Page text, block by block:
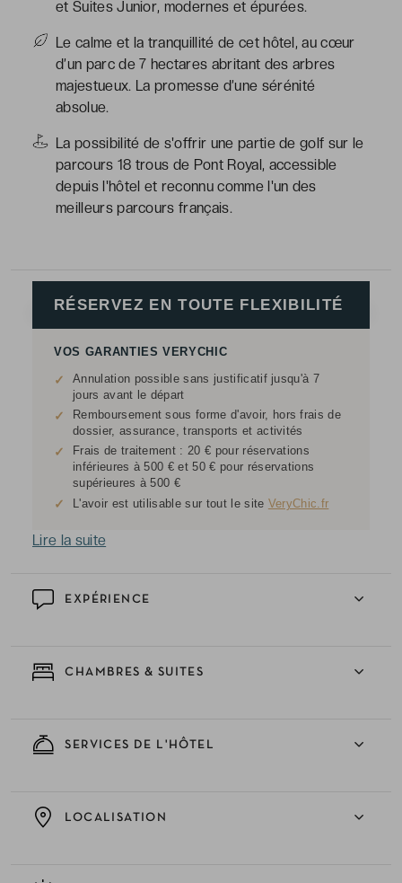
et Suites Junior, modernes et épurées.
Le calme et la tranquillité de cet hôtel, au cœur
d’un parc de 7 hectares abritant des arbres
majestueux. La promesse d’une sérénité
absolue.
La possibilité de s'offrir une partie de golf sur le
parcours 18 trous de Pont Royal, accessible
depuis l'hôtel et reconnu comme l'un des
meilleurs parcours français.
EXPÉRIENCE
CHAMBRES & SUITES
SERVICES DE L'HÔTEL
LOCALISATION
RÉSERVEZ EN TOUTE FLEXIBILITÉ
VOS GARANTIES VERYCHIC
✓
Annulation possible sans justificatif jusqu'à 7
jours avant le départ
✓
Remboursement sous forme d'avoir, hors frais de
dossier, assurance, transports et activités
✓
Frais de traitement : 20 € pour réservations
inférieures à 500 € et 50 € pour réservations
supérieures à 500 €
✓ L'avoir est utilisable sur tout le site VeryChic.fr
Lire la suite